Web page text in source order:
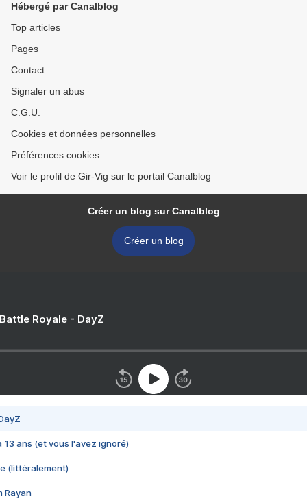
Hébergé par Canalblog
Top articles
Pages
Contact
Signaler un abus
C.G.U.
Cookies et données personnelles
Préférences cookies
Voir le profil de Gir-Vig sur le portail Canalblog
Créer un blog sur Canalblog
Créer un blog
Royale - DayZ
13 ans (et vous l'avez ignoré)
(littéralement)
Rayan